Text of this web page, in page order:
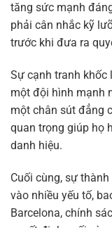
tăng sức mạnh
phải cân nhắc kỹ
trước khi đưa ra
Sự cạnh tranh khốc
một đội hình mạnh
một chân sút đẳng
quan trọng giúp họ
danh hiệu.
Cuối cùng, sự
vào nhiều yếu tố,
Barcelona, chính